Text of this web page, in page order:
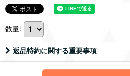
数量:
返品特約に関する重要事項